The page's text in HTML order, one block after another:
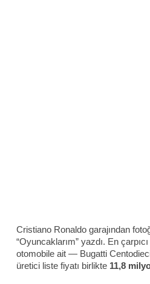
Cristiano Ronaldo garajından
“Oyuncaklarım” yazdı. En
otomobile ait — Bugatti
üretici liste fiyatı birlikte 11,8